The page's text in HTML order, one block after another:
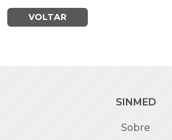
VOLTAR
SINMED
Sobre